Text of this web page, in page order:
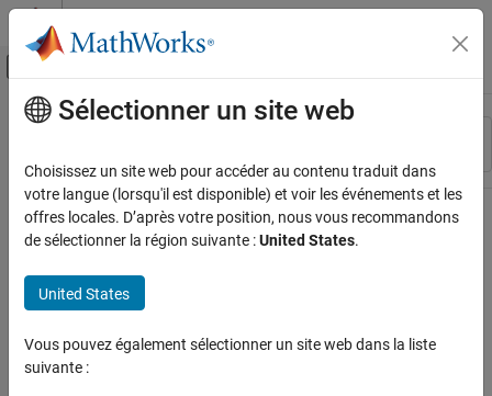
Passer au contenu
Activer/désactiver l'affichage du menu
Ressource
Contenu principal
Sélectionner un site web
Choisissez un site web pour accéder au contenu traduit dans
votre langue (lorsqu'il est disponible) et voir les événements et les
offres locales. D’après votre position, nous vous recommandons
de sélectionner la région suivante :United States.
United States
Vous pouvez également sélectionner un site web dans la liste
suivante :